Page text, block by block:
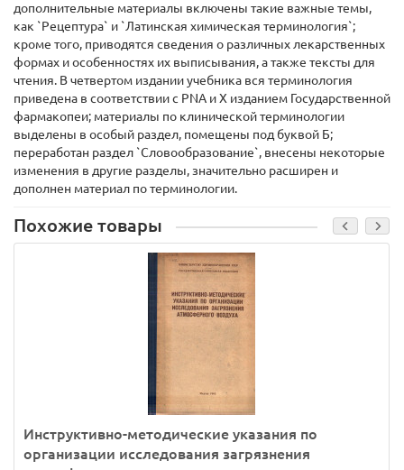
дополнительные материалы включены такие важные темы,
как `Рецептура` и `Латинская химическая терминология`;
кроме того, приводятся сведения о различных лекарственных
формах и особенностях их выписывания, а также тексты для
чтения. В четвертом издании учебника вся терминология
приведена в соответствии с PNA и X изданием Государственной
фармакопеи; материалы по клинической терминологии
выделены в особый раздел, помещены под буквой Б;
переработан раздел `Словообразование`, внесены некоторые
изменения в другие разделы, значительно расширен и
дополнен материал по терминологии.
Похожие товары
Инструктивно-методические указания по
организации исследования загрязнения